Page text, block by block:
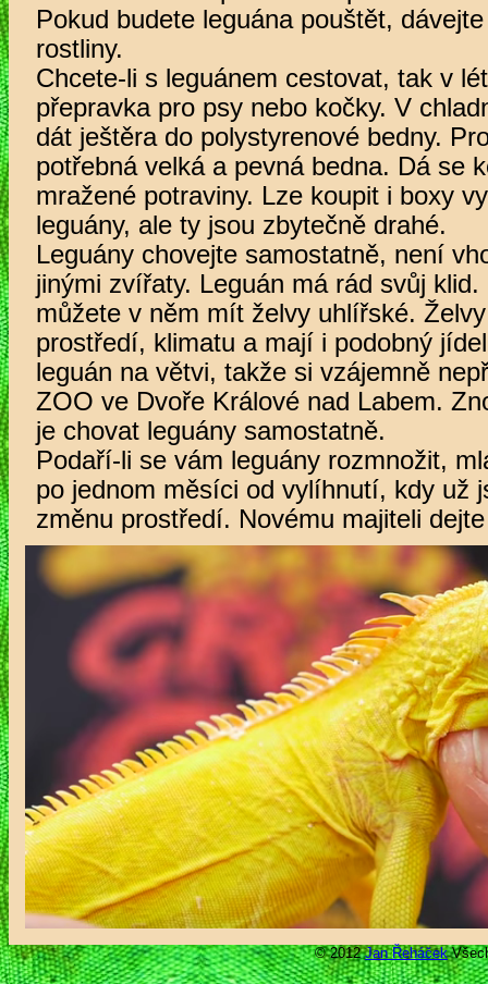
Pokud budete leguána pouštět,
rostliny.
Chcete-li s leguánem cestovat, tak v
přepravka pro psy nebo kočky. V
dát ještěra do polystyrenové bedny.
potřebná velká a pevná bedna. Dá se
mražené potraviny. Lze koupit i boxy
leguány, ale ty jsou zbytečně drahé.
Leguány chovejte samostatně, není
jinými zvířaty. Leguán má rád svůj
můžete v něm mít želvy uhlířské.
prostředí, klimatu a mají i podobný
leguán na větvi, takže si vzájemně
ZOO ve Dvoře Králové nad Labem.
je chovat leguány samostatně.
Podaří-li se vám leguány rozmnožit,
po jednom měsíci od vylíhnutí, kdy už
změnu prostředí. Novému majiteli
© 2012Jan Řeháček